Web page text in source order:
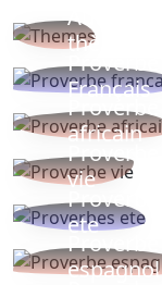
Autres
thèmes
Proverbe
Français
Proverbe
africain
Proverbe
vie
Proverbes
ete
Proverbe
espagnol